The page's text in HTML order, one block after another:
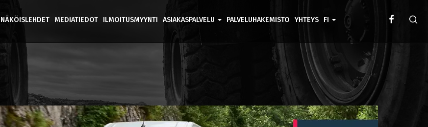
NÄKÖISLEHDET MEDIATIEDOT ILMOITUSMYYNTI ASIAKASPALVELU PALVELUHAKEMISTO YHTEYS FI